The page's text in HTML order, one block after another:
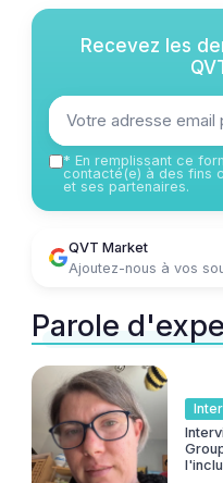
Recevez les
* En remplissant ce
contacté(e) à des fins
et ses partenaires.
QVT Market
Ajoutez-nous à vos
Parole